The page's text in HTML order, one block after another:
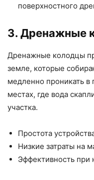
поверхностного
3. Дренажные
Дренажные колодцы
земле, которые
медленно проникать в
местах, где вода
участка.
Простота
Низкие затраты на
Эффективность